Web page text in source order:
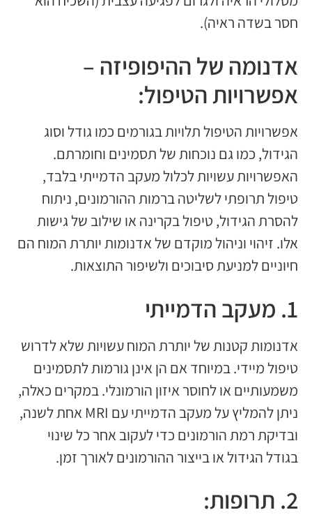
חסר בשדה ראיה).
אדנומה של ההיפופיזה –
אפשרויות הטיפול:
אפשרויות הטיפול תלויות בגורמים כמו גודל וסוג
הגידול, כמו גם נוכחות של תסמינים וחומרתם.
האפשרויות עשויות לכלול מעקב הדמייתי בלבד,
טיפול תרופתי לשליטה ברמות ההורמונים, ניתוח
להסרת הגידול, טיפול בקרינה או שילוב של גישות
אלו. זיהוי וניהול מוקדם של אדנומות יותרת המוח הם
חיוניים למניעת סיבוכים ולשיפור התוצאות.
1. מעקב הדמייתי
אדנומות קטנות של יותרת המוח עשויות שלא לדרוש
טיפול מיידי. במיוחד אם הן אינן גורמות לתסמינים
משמעותיים או לחוסר איזון הורמונלי. במקרים כאלה,
ניתן להמליץ ​​על מעקב הדמייתי עם MRI אחת לשנה,
ובדיקת רמת הורמונים כדי לעקוב אחר כל שינוי
בגודל הגידול או בייצור ההורמונים לאורך זמן.
2. תרופות: